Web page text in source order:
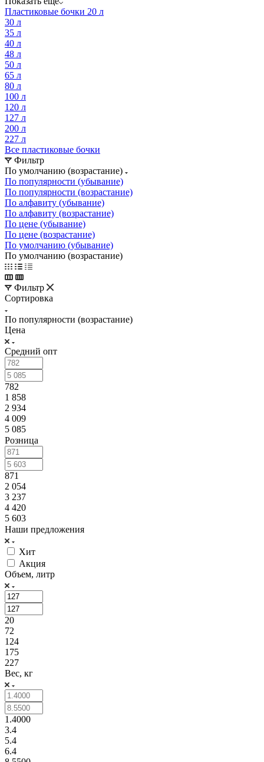
Показать еще
Пластиковые бочки 20 л
30 л
35 л
40 л
48 л
50 л
65 л
80 л
100 л
120 л
127 л
200 л
227 л
Все пластиковые бочки
Фильтр
По умолчанию (возрастание)
По популярности (убывание)
По популярности (возрастание)
По алфавиту (убывание)
По алфавиту (возрастание)
По цене (убывание)
По цене (возрастание)
По умолчанию (убывание)
По умолчанию (возрастание)
Фильтр
Сортировка
По популярности (возрастание)
Цена
Средний опт
782
1 858
2 934
4 009
5 085
Розница
871
2 054
3 237
4 420
5 603
Наши предложения
Хит
Акция
Объем, литр
20
72
124
175
227
Вес, кг
1.4000
3.4
5.4
6.4